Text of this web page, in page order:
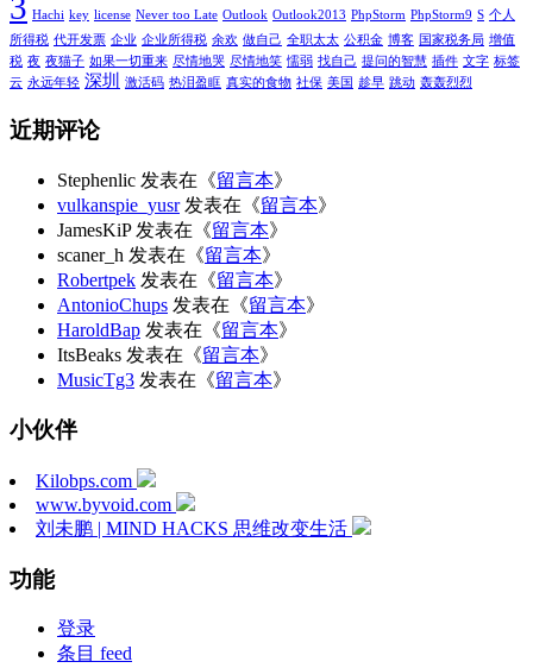
Hachi key license Never too Late Outlook Outlook2013 PhpStorm PhpStorm9 S 个人
所得税 代开发票 企业 企业所得税 余欢 做自己 全职太太 公积金 博客 国家税务局 增值
税 夜 夜猫子 如果一切重来 尽情地哭 尽情地笑 懦弱 找自己 提问的智慧 插件 文字 标签
云 永远年轻 深圳 激活码 热泪盈眶 真实的食物 社保 美国 趁早 跳动 轰轰烈烈
近期评论
Stephenlic 发表在《留言本》
vulkanspie_yusr发表在《留言本》
JamesKiP发表在《留言本》
scaner_h 发表在《留言本》
Robertpek 发表在《留言本》
AntonioChups 发表在《留言本》
HaroldBap 发表在《留言本》
ItsBeaks 发表在《留言本》
MusicTg3 发表在《留言本》
小伙伴
Kilobps.com
www.byvoid.com
刘未鹏 | MIND HACKS 思维改变生活
功能
登录
条目 feed